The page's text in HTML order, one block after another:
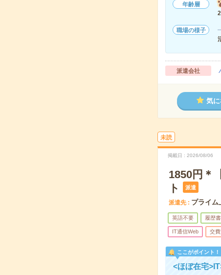
年齢層
職場の様子
派遣会社
気に
未読
掲載日 2026/08/06
1850円＊
ト
派遣
派遣先 プライ
英語不要 履歴
IT通信Web 交
ここがポイント！
<ほぼ在宅